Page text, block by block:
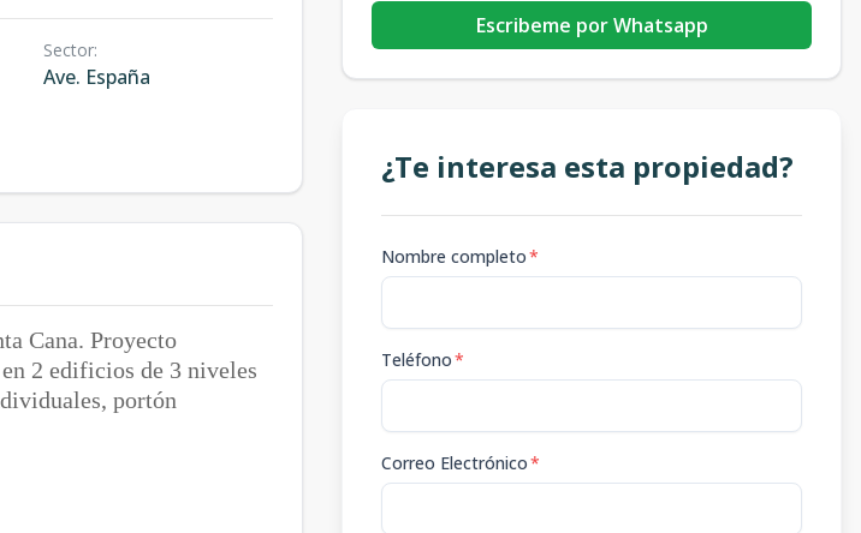
Sector:
Ave. España
Cana. Proyecto
2 edificios de 3 niveles
portón
Escribeme por Whatsapp
¿Te interesa esta propiedad?
Nombre completo*
Teléfono*
Correo Electrónico*